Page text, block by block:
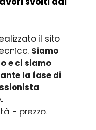
il sito
Siamo
e ci siamo
la fase di
- prezzo.